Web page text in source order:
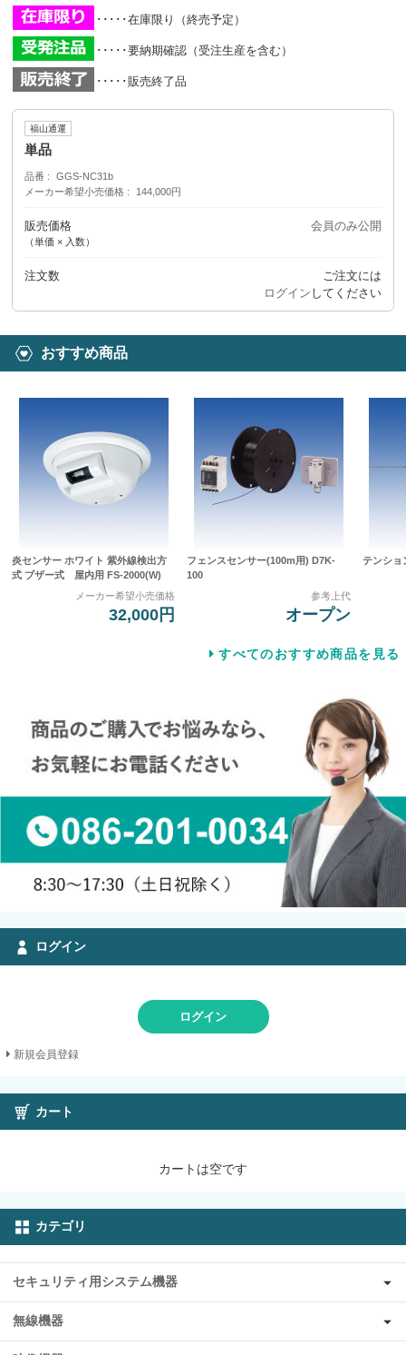
･････在庫限り（終売予定）
･････要納期確認（受注生産を含む）
･････販売終了品
福山通運
単品
品番
GGS-NC31b
メーカー希望小売価格
144,000円
販売価格
（単価 × 入数）
会員のみ公開
注文数
ご注文には
ログイン してください
おすすめ商品
炎センサー ホワイト 紫外線検出方
式 ブザー式 屋内用 FS-2000(W)
メーカー希望小売価格
32,000円
フェンスセンサー(100m用) D7K-
100
参考上代
オープン
テンショ
すべてのおすすめ商品を見る
ログイン
ログイン
新規会員登録
カート
カートは空です
カテゴリ
セキュリティ用システム機器
無線機器